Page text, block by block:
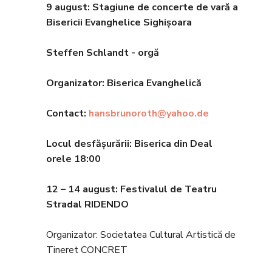
9 august: Stagiune de concerte de vară a
Bisericii Evanghelice Sighișoara
Steffen Schlandt - orgă
Organizator: Biserica Evanghelică
Contact: hansbrunoroth@yahoo.de
Locul desfășurării: Biserica din Deal
orele 18:00
12 – 14 august: Festivalul de Teatru
Stradal RIDENDO
Organizator: Societatea Cultural Artistică de
Tineret CONCRET